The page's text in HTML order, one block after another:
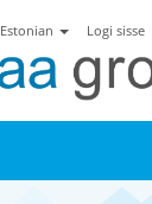
Estonian Logi sisse